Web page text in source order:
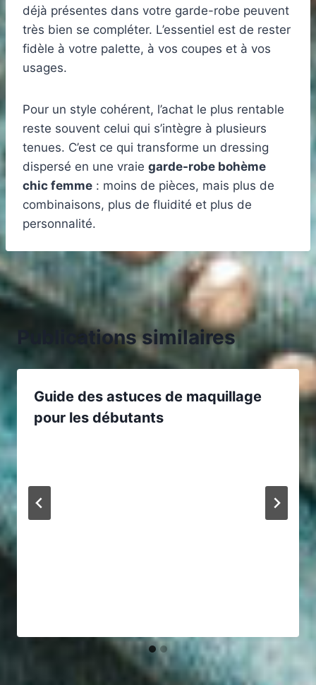
déjà présentes dans votre garde-robe peuvent
très bien se compléter. L’essentiel est de rester
fidèle à votre palette, à vos coupes et à vos
usages.
Pour un style cohérent, l’achat le plus rentable
reste souvent celui qui s’intègre à plusieurs
tenues. C’est ce qui transforme un dressing
dispersé en une vraie garde-robe bohème
chic femme : moins de pièces, mais plus de
combinaisons, plus de fluidité et plus de
personnalité.
Publications similaires
Guide des astuces de maquillage
pour les débutants